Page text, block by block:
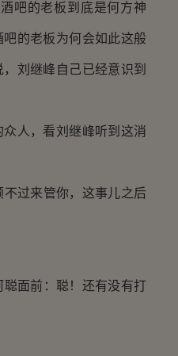
的老板到底是何方神
的老板为何会如此这般
刘继峰自己已经意识到
人，看刘继峰听到这消
过来管你，这事儿之后
面前：聪！还有没有打